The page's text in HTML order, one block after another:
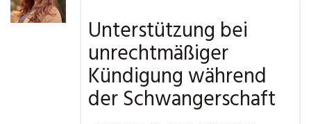
Unterstützung bei
unrechtmäßiger
Kündigung während
der Schwangerschaft